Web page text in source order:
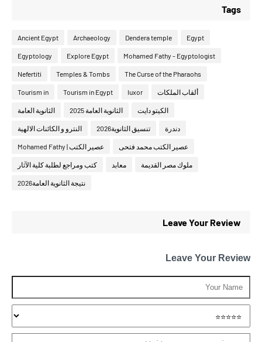
Tags
Ancient Egypt Archaeology Dendera temple Egypt
Egyptology Explore Egypt Mohamed Fathy - Egyptologist
Nefertiti Temples & Tombs The Curse of the Pharaohs
Tourism in Tourism in Egypt luxor ألقاب الملكات
الثانوية العامة الثانوية العامة 2025 الكيتو دايت
النترو و الكائنات الالهية تنسيق الثانوية2026 دندرة
عصير الكتب | Mohamed Fathy عصير الكتب محمد فتحى
كتب ومراجع لطلبة كلية الآثار معابد ملوك مصر القديمة
نتيجة الثانوية العامة2026
Leave Your Review
Leave Your Review